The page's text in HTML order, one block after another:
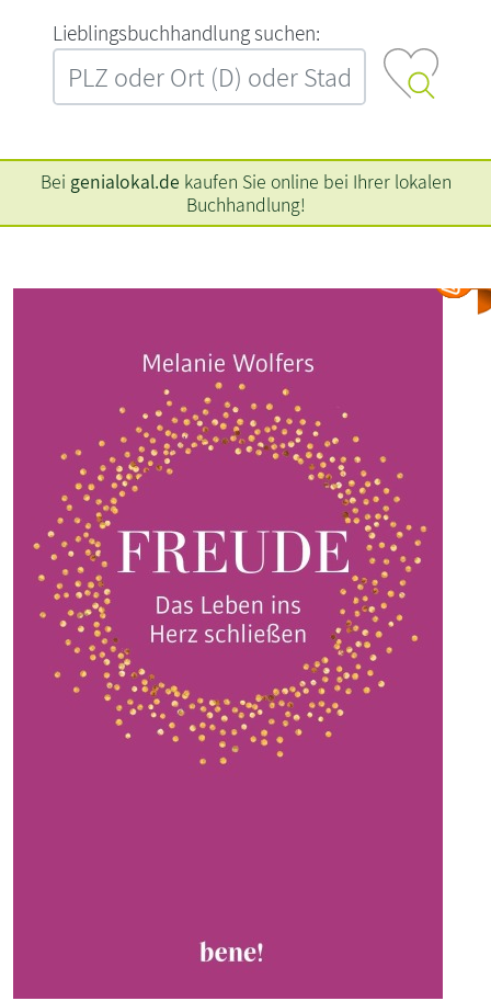
L‍i‍e‍b‍l‍i‍n‍g‍s‍b‍u‍c‍h‍h‍a‍n‍d‍l‍u‍n‍g‍ ‍s‍u‍c‍h‍e‍n‍:‍
Bei genialokal.de kaufen Sie online bei Ihrer lokalen
Buchhandlung!